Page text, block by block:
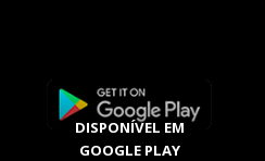
DISPONÍVEL EM
GOOGLE PLAY